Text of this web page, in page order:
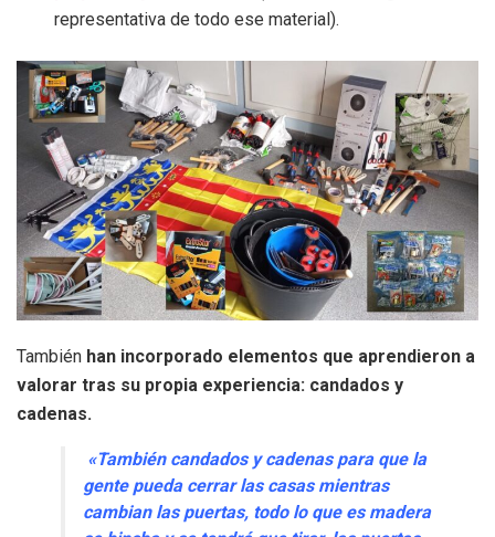
representativa de todo ese material).
También han incorporado elementos que aprendieron a
valorar tras su propia experiencia: candados y
cadenas.
«También candados y cadenas para que la
gente pueda cerrar las casas mientras
cambian las puertas, todo lo que es madera